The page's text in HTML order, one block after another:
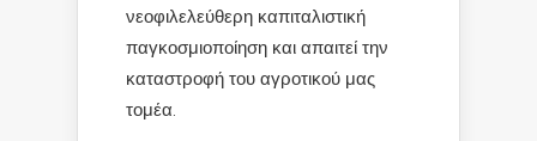
νεοφιλελεύθερη καπιταλιστική
παγκοσμιοποίηση και απαιτεί την
καταστροφή του αγροτικού μας
τομέα.